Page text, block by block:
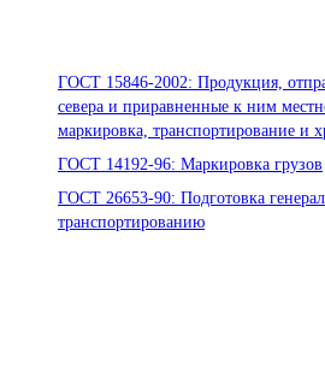
ГОСТ 15846-2002: Продукция,
севера и приравненные к ним
маркировка, транспортирование и
ГОСТ 14192-96: Маркировка грузов
ГОСТ 26653-90: Подготовка
транспортированию